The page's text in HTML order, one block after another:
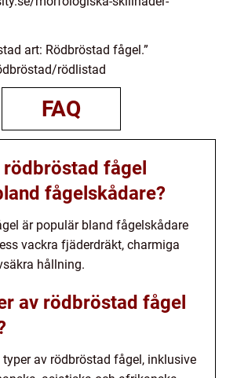
art: Rödbröstad fågel.”
rödlistad
FAQ
fågel
fågelskådare?
är populär bland fågelskådare
vackra fjäderdräkt, charmiga
hållning.
av rödbröstad fågel
av rödbröstad fågel, inklusive